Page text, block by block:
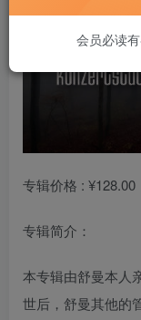
专辑价格 : ¥128.00
专辑简介：
本专辑由舒曼本人
世后，舒曼其他的
会员必读